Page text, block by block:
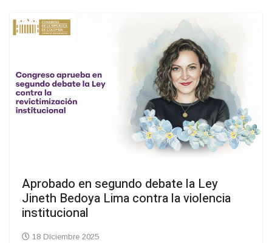
Aprobado en segundo debate la Ley
Jineth Bedoya Lima contra la violencia
institucional
18 Diciembre 2025